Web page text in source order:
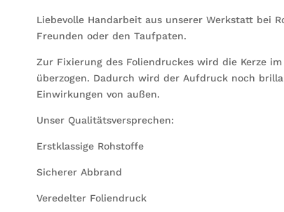
Liebevolle Handarbeit aus unserer Werkstatt bei
Freunden oder den Taufpaten.
Zur Fixierung des Foliendruckes wird die Kerze
überzogen. Dadurch wird der Aufdruck noch
Einwirkungen von außen.
Unser Qualitätsversprechen:
Erstklassige Rohstoffe
Sicherer Abbrand
Veredelter Foliendruck